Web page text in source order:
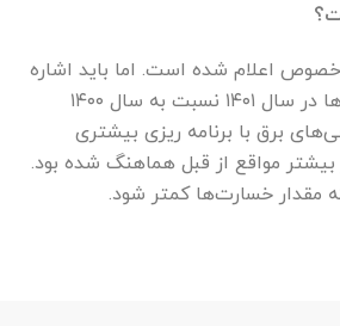
خصوص اعلام شده است. اما باید اشاره
کنم که میزان قطعی‌ها در سال ۱۴۰۱ نسبت به سال ۱۴۰۰
برق با برنامه ریزی بیشتری
مواقع از قبل هماهنگ شده بود.
مقدار خسارت‌ها کمتر شود.